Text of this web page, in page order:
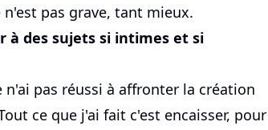
pas grave, tant mieux.
à des sujets si intimes et si
n'ai pas réussi à affronter la création
ce que j'ai fait c'est encaisser, pour